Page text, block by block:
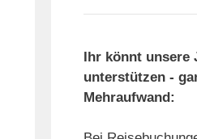
Ihr könnt unsere
unterstützen -
Mehraufwand: